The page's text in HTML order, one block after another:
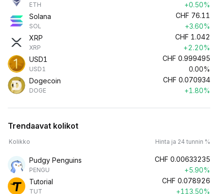
ETH
+0.50%
Solana
SOL
CHF 76.11
+3.60%
XRP
XRP
CHF 1.042
+2.20%
USD1
USD1
CHF 0.999495
0.00%
Dogecoin
DOGE
CHF 0.070934
+1.80%
Trendaavat kolikot
Kolikko Hinta ja 24 tunnin %
Pudgy Penguins
PENGU
CHF 0.00633235
+5.90%
Tutorial
TUT
CHF 0.078926
+113.50%